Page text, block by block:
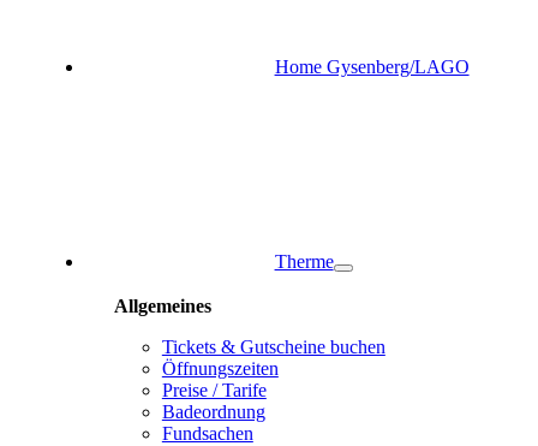
Home Gysenberg/LAGO
Therme
Allgemeines
Tickets & Gutscheine buchen
Öffnungszeiten
Preise / Tarife
Badeordnung
Fundsachen